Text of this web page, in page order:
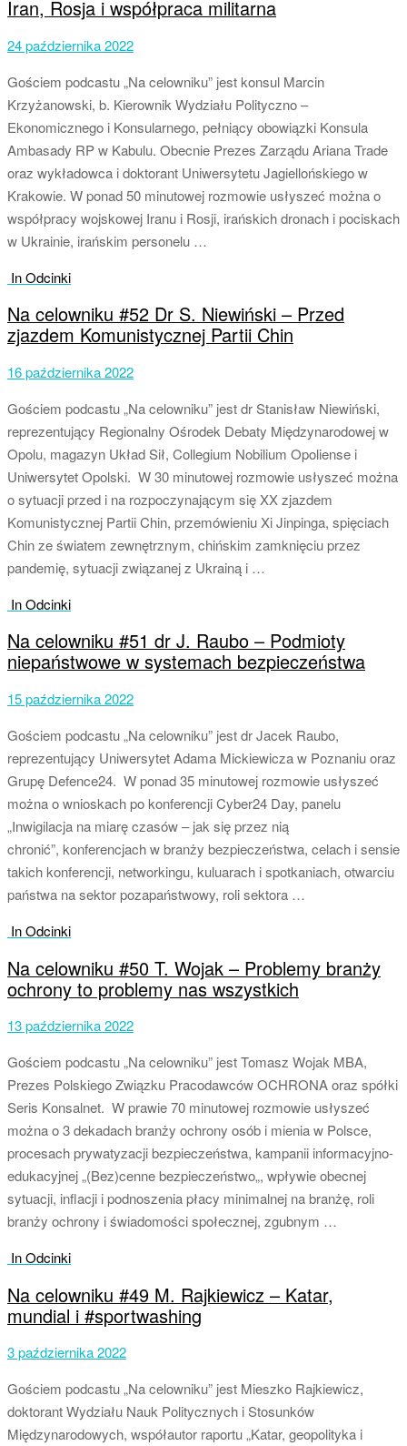
Iran, Rosja i współpraca militarna
24 października 2022
Gościem podcastu „Na celowniku” jest konsul Marcin
Krzyżanowski, b. Kierownik Wydziału Polityczno –
Ekonomicznego i Konsularnego, pełniący obowiązki Konsula
Ambasady RP w Kabulu. Obecnie Prezes Zarządu Ariana Trade
oraz wykładowca i doktorant Uniwersytetu Jagiellońskiego w
Krakowie. W ponad 50 minutowej rozmowie usłyszeć można o
współpracy wojskowej Iranu i Rosji, irańskich dronach i pociskach
w Ukrainie, irańskim personelu …
In Odcinki
Na celowniku #52 Dr S. Niewiński – Przed
zjazdem Komunistycznej Partii Chin
16 października 2022
Gościem podcastu „Na celowniku” jest dr Stanisław Niewiński,
reprezentujący Regionalny Ośrodek Debaty Międzynarodowej w
Opolu, magazyn Układ Sił, Collegium Nobilium Opoliense i
Uniwersytet Opolski. W 30 minutowej rozmowie usłyszeć można
o sytuacji przed i na rozpoczynającym się XX zjazdem
Komunistycznej Partii Chin, przemówieniu Xi Jinpinga, spięciach
Chin ze światem zewnętrznym, chińskim zamknięciu przez
pandemię, sytuacji związanej z Ukrainą i …
In Odcinki
Na celowniku #51 dr J. Raubo – Podmioty
niepaństwowe w systemach bezpieczeństwa
15 października 2022
Gościem podcastu „Na celowniku” jest dr Jacek Raubo,
reprezentujący Uniwersytet Adama Mickiewicza w Poznaniu oraz
Grupę Defence24. W ponad 35 minutowej rozmowie usłyszeć
można o wnioskach po konferencji Cyber24 Day, panelu
„Inwigilacja na miarę czasów – jak się przez nią
chronić”, konferencjach w branży bezpieczeństwa, celach i sensie
takich konferencji, networkingu, kuluarach i spotkaniach, otwarciu
państwa na sektor pozapaństwowy, roli sektora …
In Odcinki
Na celowniku #50 T. Wojak – Problemy branży
ochrony to problemy nas wszystkich
13 października 2022
Gościem podcastu „Na celowniku” jest Tomasz Wojak MBA,
Prezes Polskiego Związku Pracodawców OCHRONA oraz spółki
Seris Konsalnet. W prawie 70 minutowej rozmowie usłyszeć
można o 3 dekadach branży ochrony osób i mienia w Polsce,
procesach prywatyzacji bezpieczeństwa, kampanii informacyjno-
edukacyjnej „(Bez)cenne bezpieczeństwo„, wpływie obecnej
sytuacji, inflacji i podnoszenia płacy minimalnej na branżę, roli
branży ochrony i świadomości społecznej, zgubnym …
In Odcinki
Na celowniku #49 M. Rajkiewicz – Katar,
mundial i #sportwashing
3 października 2022
Gościem podcastu „Na celowniku” jest Mieszko Rajkiewicz,
doktorant Wydziału Nauk Politycznych i Stosunków
Międzynarodowych, współautor raportu „Katar, geopolityka i